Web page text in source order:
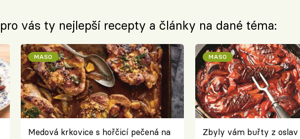
vás ty nejlepší recepty a články na dané téma:
MASO
Medová krkovice s hořčicí pečená na
MASO
Zbyly vám buřty z oslav